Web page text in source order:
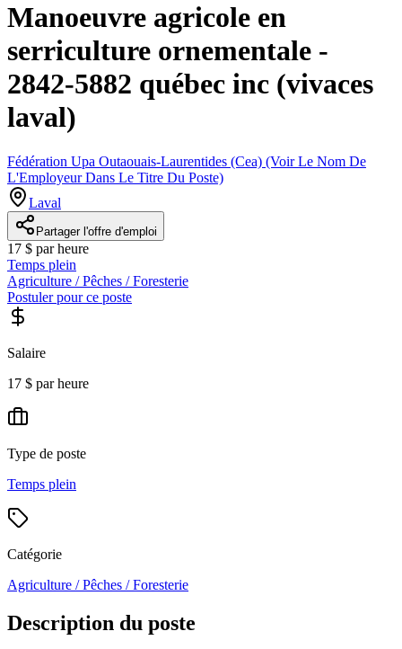
Manoeuvre agricole en
serriculture ornementale -
2842-5882 québec inc (vivaces
laval)
Fédération Upa Outaouais-Laurentides (Cea) (Voir Le Nom De
L'Employeur Dans Le Titre Du Poste)
Laval
Partager l'offre d'emploi
17 $ par heure
Temps plein
Agriculture / Pêches / Foresterie
Postuler pour ce poste
Salaire
17 $ par heure
Type de poste
Temps plein
Catégorie
Agriculture / Pêches / Foresterie
Description du poste